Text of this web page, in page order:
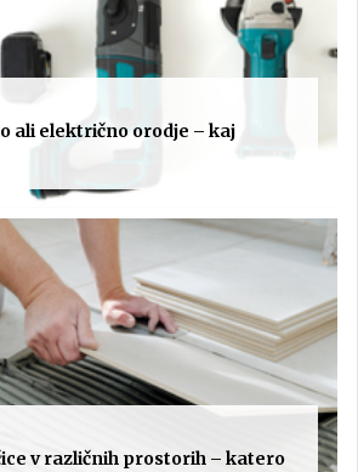
ali električno orodje – kaj
v različnih prostorih – katero